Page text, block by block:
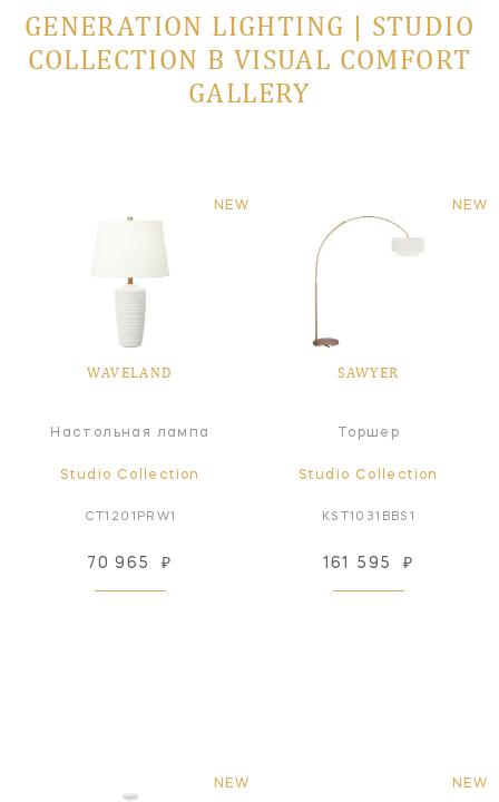
GENERATION LIGHTING | STUDIO
COLLECTION В VISUAL COMFORT
GALLERY
NEW
WAVELAND
Настольная лампа
Studio Collection
CT1201PRW1
70 965 ₽
NEW
SAWYER
Торшер
Studio Collection
KST1031BBS1
161 595 ₽
NEW NEW